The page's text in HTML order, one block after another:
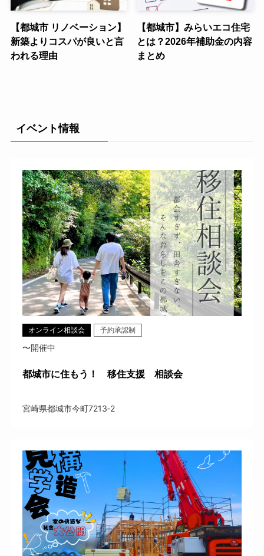
【都城市 リノベーション】
新築よりコスパが良いと言
われる理由
【都城市】みらいエコ住宅
とは？2026年補助金の内容
まとめ
イベント情報
オンライン相談会 予約承認制
〜開催中
都城市に住もう！ 移住支援 相談会
宮崎県都城市今町7213‐2